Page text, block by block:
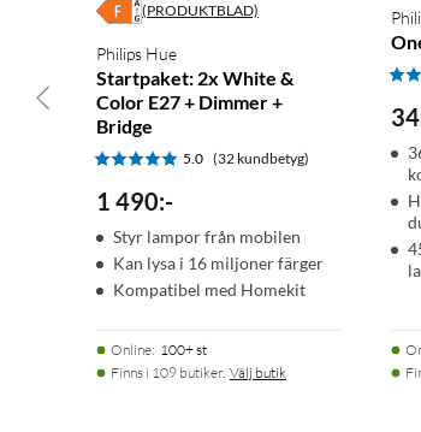
(PRODUKTBLAD)
Philips Hue
Startpaket: 2x White &
Color E27 + Dimmer +
Bridge
5.0 (32 kundbetyg)
1 490:-
Styr lampor från mobilen
Kan lysa i 16 miljoner färger
Kompatibel med Homekit
Online: 100+ st
Finns i 109 butiker. Välj butik